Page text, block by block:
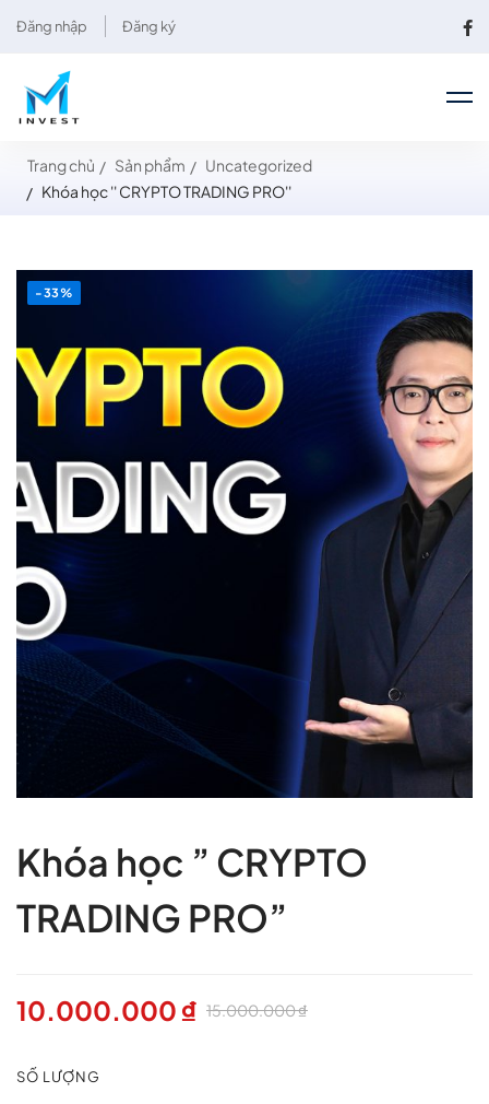
Đăng nhập Đăng ký
Trang chủ Sản phẩm
Uncategorized
Khóa học '' CRYPTO TRADING PRO''
-33%
Khóa học ” CRYPTO
TRADING PRO”
10.000.000 ₫ 15.000.000₫
SỐ LƯỢNG